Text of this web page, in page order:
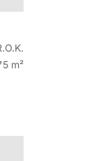
m²